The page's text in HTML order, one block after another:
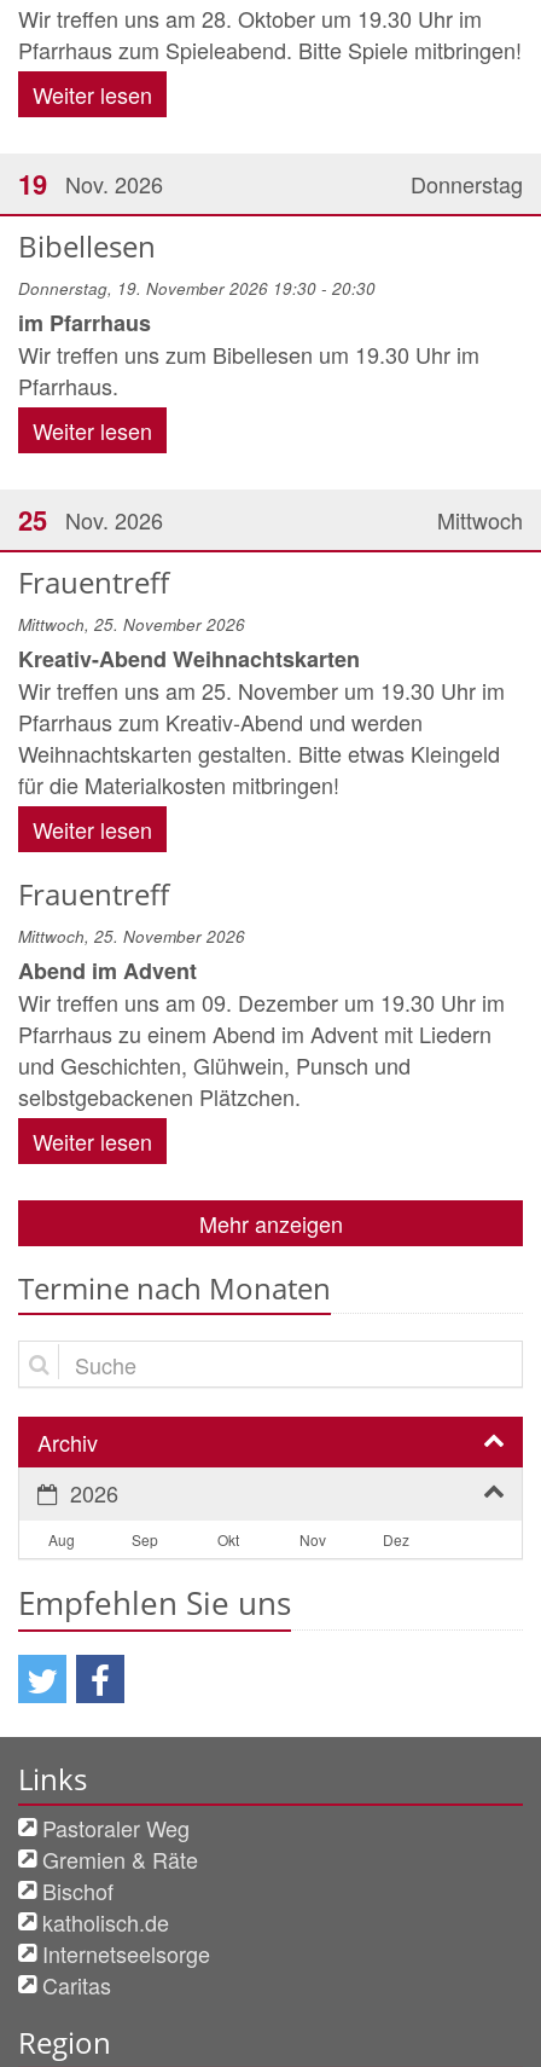
Wir treffen uns am 28. Oktober um 19.30 Uhr im
Pfarrhaus zum Spieleabend. Bitte Spiele mitbringen!
Weiter lesen
Donnerstag
19 Nov. 2026
Bibellesen
Donnerstag, 19. November 2026 19:30 - 20:30
im Pfarrhaus
Wir treffen uns zum Bibellesen um 19.30 Uhr im
Pfarrhaus.
Weiter lesen
Mittwoch
25 Nov. 2026
Frauentreff
Mittwoch, 25. November 2026
Kreativ-Abend Weihnachtskarten
Wir treffen uns am 25. November um 19.30 Uhr im
Pfarrhaus zum Kreativ-Abend und werden
Weihnachtskarten gestalten. Bitte etwas Kleingeld
für die Materialkosten mitbringen!
Weiter lesen
Frauentreff
Mittwoch, 25. November 2026
Abend im Advent
Wir treffen uns am 09. Dezember um 19.30 Uhr im
Pfarrhaus zu einem Abend im Advent mit Liedern
und Geschichten, Glühwein, Punsch und
selbstgebackenen Plätzchen.
Weiter lesen
Mehr anzeigen
Termine nach Monaten
Suche
Archiv
2026
Aug Sep Okt Nov Dez
Empfehlen Sie uns
Links
Pastoraler Weg
Gremien & Räte
Bischof
katholisch.de
Internetseelsorge
Caritas
Region